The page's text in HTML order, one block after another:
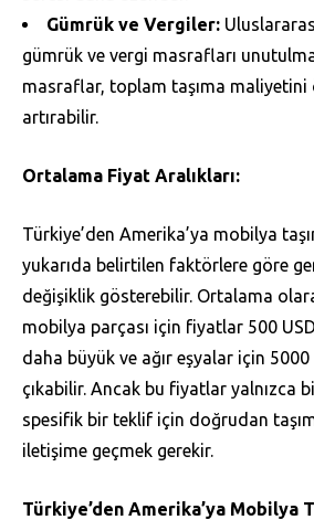
Gümrük ve Vergiler:
gümrük ve vergi masrafları
masraflar, toplam taşıma maliyetini
artırabilir.
Ortalama Fiyat Aralıkları:
Türkiye’den Amerika’ya mobilya
yukarıda belirtilen faktörlere göre
değişiklik gösterebilir. Ortalama
mobilya parçası için fiyatlar 500
daha büyük ve ağır eşyalar için 5000
çıkabilir. Ancak bu fiyatlar yalnızca
spesifik bir teklif için doğrudan
iletişime geçmek gerekir.
Türkiye’den Amerika’ya Mobilya